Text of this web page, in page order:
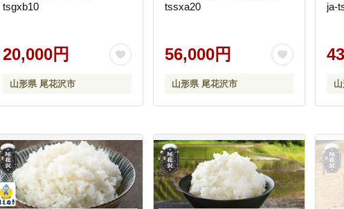
tsgxb10
20,000円
山形県 尾花沢市
tssxa20
56,000円
山形県 尾花沢市
ja-